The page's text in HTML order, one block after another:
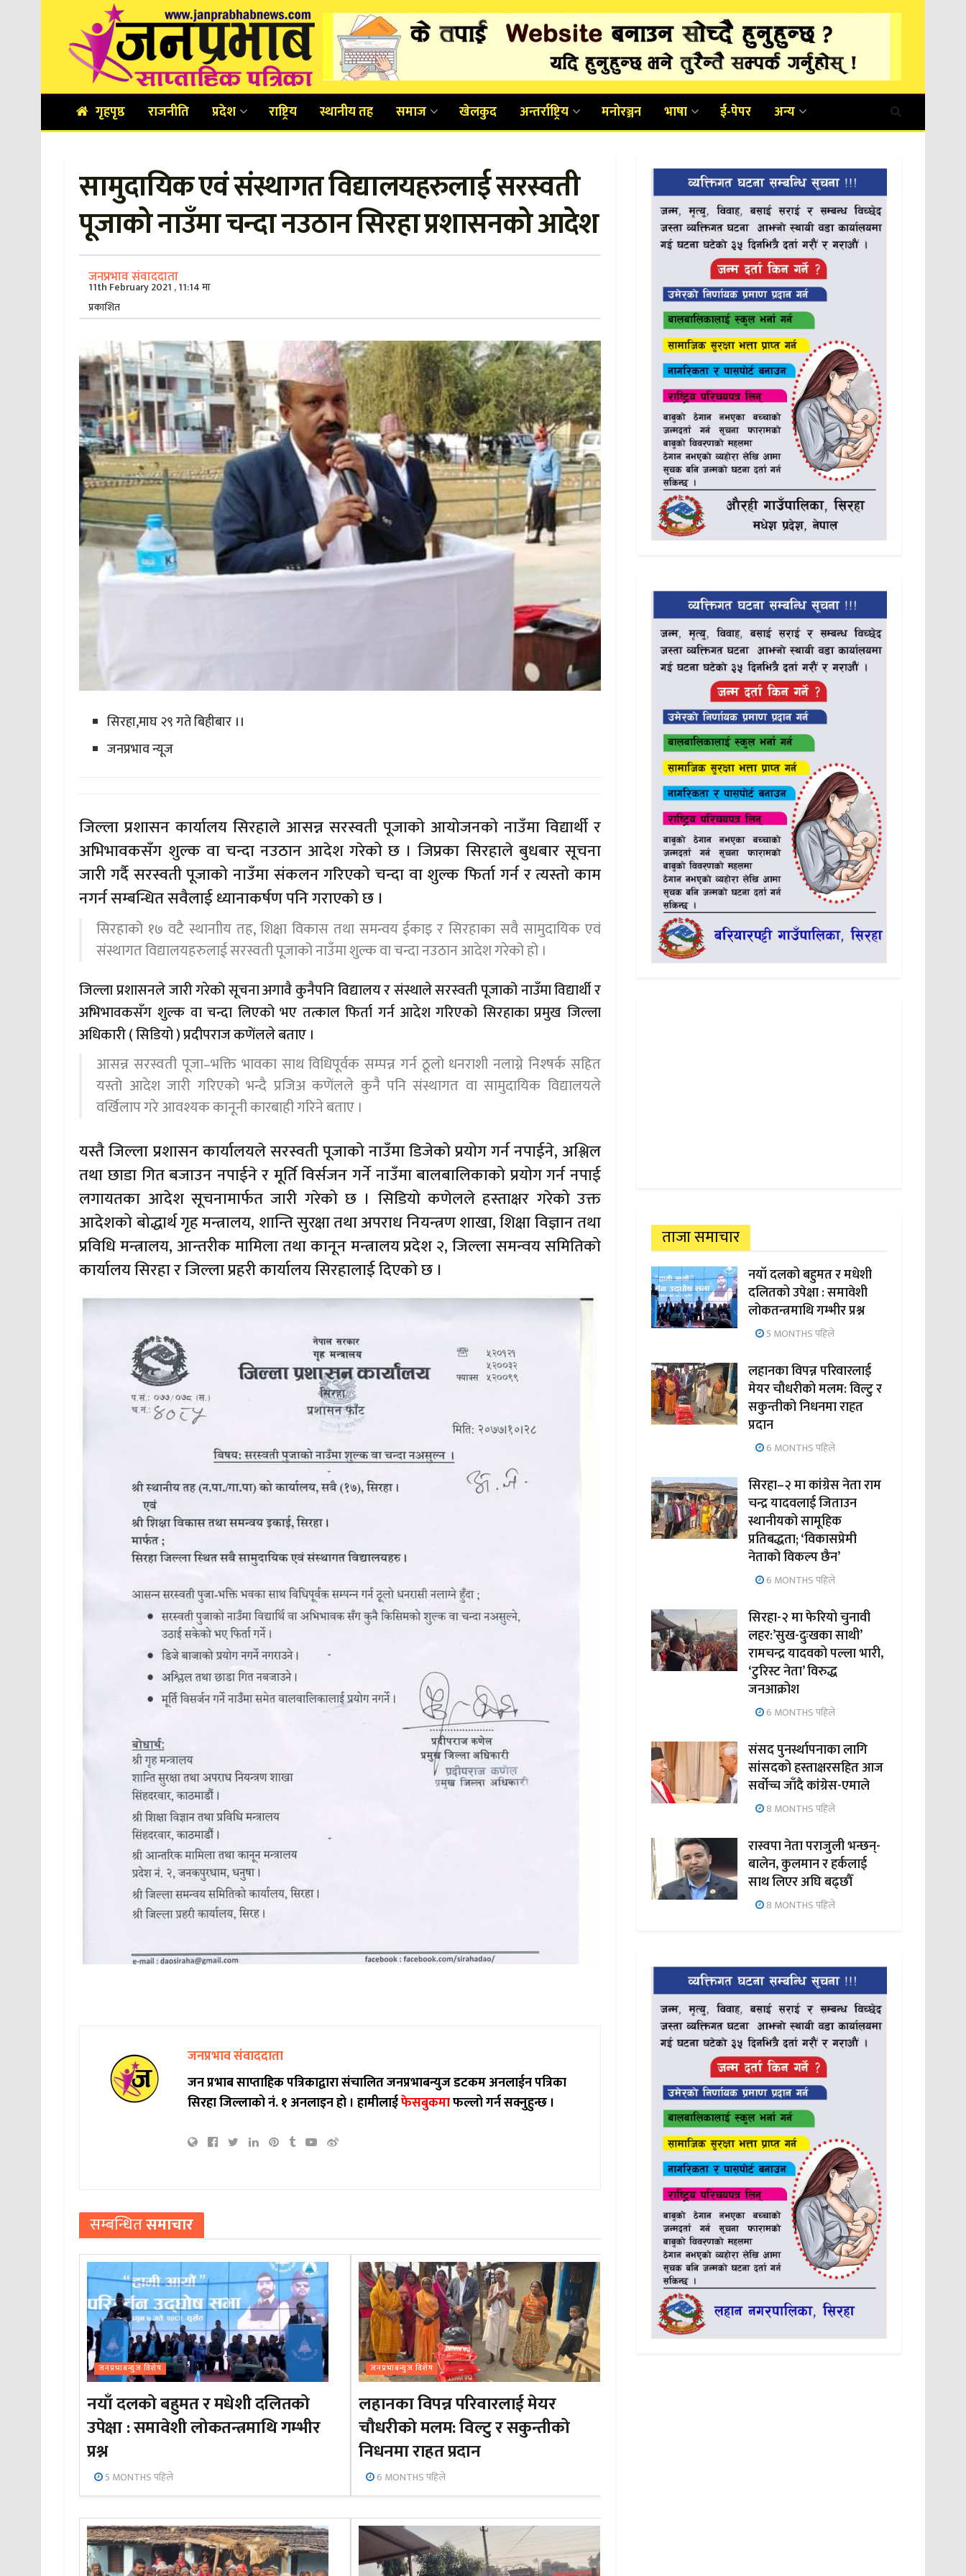
गृहपृष्ठ राजनीति प्रदेश राष्ट्रिय स्थानीय तह समाज खेलकुद अन्तर्राष्ट्रिय मनोरञ्जन भाषा ई-पेपर अन्य
सामुदायिक एवं संस्थागत विद्यालयहरुलाई सरस्वती
पूजाको नाउँमा चन्दा नउठान सिरहा प्रशासनको आदेश
जनप्रभाव संवाददाता
11th February 2021 , 11:14 मा
प्रकाशित
सिरहा,माघ २९ गते बिहीबार ।।
जनप्रभाव न्यूज
जिल्ला प्रशासन कार्यालय सिरहाले आसन्न सरस्वती पूजाको आयोजनको नाउँमा विद्यार्थी र
अभिभावकसँग शुल्क वा चन्दा नउठान आदेश गरेको छ । जिप्रका सिरहाले बुधबार सूचना
जारी गर्दै सरस्वती पूजाको नाउँमा संकलन गरिएको चन्दा वा शुल्क फिर्ता गर्न र त्यस्तो काम
नगर्न सम्बन्धित सवैलाई ध्यानाकर्षण पनि गराएको छ ।
सिरहाको १७ वटै स्थानाीय तह, शिक्षा विकास तथा समन्वय ईकाइ र सिरहाका सवै सामुदायिक एवं
संस्थागत विद्यालयहरुलाई सरस्वती पूजाको नाउँमा शुल्क वा चन्दा नउठान आदेश गरेको हो ।
जिल्ला प्रशासनले जारी गरेको सूचना अगावै कुनैपनि विद्यालय र संस्थाले सरस्वती पूजाको नाउँमा विद्यार्थी र
अभिभावकसँग शुल्क वा चन्दा लिएको भए तत्काल फिर्ता गर्न आदेश गरिएको सिरहाका प्रमुख जिल्ला
अधिकारी ( सिडियो ) प्रदीपराज कणेंलले बताए ।
आसन्न सरस्वती पूजा–भक्ति भावका साथ विधिपूर्वक सम्पन्न गर्न ठूलो धनराशी नलाग्ने निश्षर्क सहित
यस्तो आदेश जारी गरिएको भन्दै प्रजिअ कणेंलले कुनै पनि संस्थागत वा सामुदायिक विद्यालयले
वर्खिलाप गरे आवश्यक कानूनी कारबाही गरिने बताए ।
यस्तै जिल्ला प्रशासन कार्यालयले सरस्वती पूजाको नाउँमा डिजेको प्रयोग गर्न नपाईने, अश्लिल
तथा छाडा गित बजाउन नपाईने र मूर्ति विर्सजन गर्ने नाउँमा बालबालिकाको प्रयोग गर्न नपाई
लगायतका आदेश सूचनामार्फत जारी गरेको छ । सिडियो कणेलले हस्ताक्षर गरेको उक्त
आदेशको बोद्धार्थ गृह मन्त्रालय, शान्ति सुरक्षा तथा अपराध नियन्त्रण शाखा, शिक्षा विज्ञान तथा
प्रविधि मन्त्रालय, आन्तरीक मामिला तथा कानून मन्त्रालय प्रदेश २, जिल्ला समन्वय समितिको
कार्यालय सिरहा र जिल्ला प्रहरी कार्यालय सिरहालाई दिएको छ ।
जनप्रभाव संवाददाता
जन प्रभाब साप्ताहिक पत्रिकाद्वारा संचालित जनप्रभाबन्युज डटकम अनलाईन पत्रिका
सिरहा जिल्लाको नं. १ अनलाइन हो ।हामीलाईफेसबुकमाफल्लो गर्न सक्नुहुन्छ ।
सम्बन्धितसमाचार
जनप्रभाबन्युज विशेष
नयाँ दलको बहुमत र मधेशी दलितको
उपेक्षा : समावेशी लोकतन्त्रमाथि गम्भीर
प्रश्न
5 MONTHS पहिले
जनप्रभाबन्युज विशेष
लहानका विपन्न परिवारलाई मेयर
चौधरीको मलम: विल्टु र सकुन्तीको
निधनमा राहत प्रदान
6 MONTHS पहिले
ताजा समाचार
नयाँ दलको बहुमत र मधेशी
दलितको उपेक्षा : समावेशी
लोकतन्त्रमाथि गम्भीर प्रश्न
5 MONTHS पहिले
लहानका विपन्न परिवारलाई
मेयर चौधरीको मलम: विल्टु र
सकुन्तीको निधनमा राहत
प्रदान
6 MONTHS पहिले
सिरहा–२ मा कांग्रेस नेता राम
चन्द्र यादवलाई जिताउन
स्थानीयको सामूहिक
प्रतिबद्धता; ‘विकासप्रेमी
नेताको विकल्प छैन’
6 MONTHS पहिले
सिरहा-२ मा फेरियो चुनावी
लहर:’सुख-दुःखका साथी’
रामचन्द्र यादवको पल्ला भारी,
‘टुरिस्ट नेता’ विरुद्ध
जनआक्रोश
6 MONTHS पहिले
संसद पुनर्स्थापनाका लागि
सांसदको हस्ताक्षरसहित आज
सर्वोच्च जाँदै कांग्रेस-एमाले
8 MONTHS पहिले
रास्वपा नेता पराजुली भन्छन्-
बालेन, कुलमान र हर्कलाई
साथ लिएर अघि बढ्छौँ
8 MONTHS पहिले